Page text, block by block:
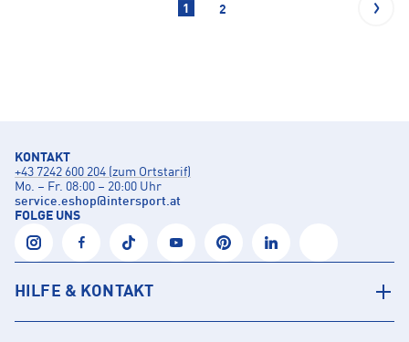
1 2
KONTAKT
+43 7242 600 204 (zum Ortstarif)
Mo. – Fr. 08:00 – 20:00 Uhr
service.eshop@intersport.at
FOLGE UNS
HILFE & KONTAKT